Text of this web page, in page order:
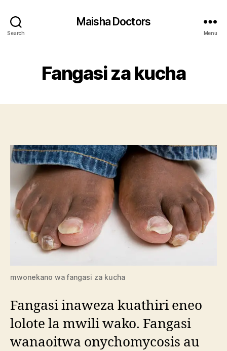
Search
Maisha Doctors
Menu
Fangasi za kucha
mwonekano wa fangasi za kucha
Fangasi inaweza kuathiri eneo
lolote la mwili wako. Fangasi
wanaoitwa onychomycosis au